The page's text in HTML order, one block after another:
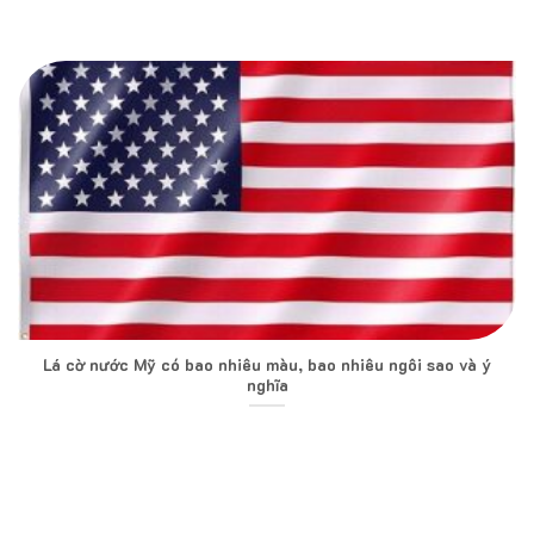
Lá cờ nước Mỹ có bao nhiêu màu, bao nhiêu ngôi sao và ý
nghĩa